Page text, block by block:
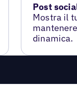
Post
Mostra il
dinamica.